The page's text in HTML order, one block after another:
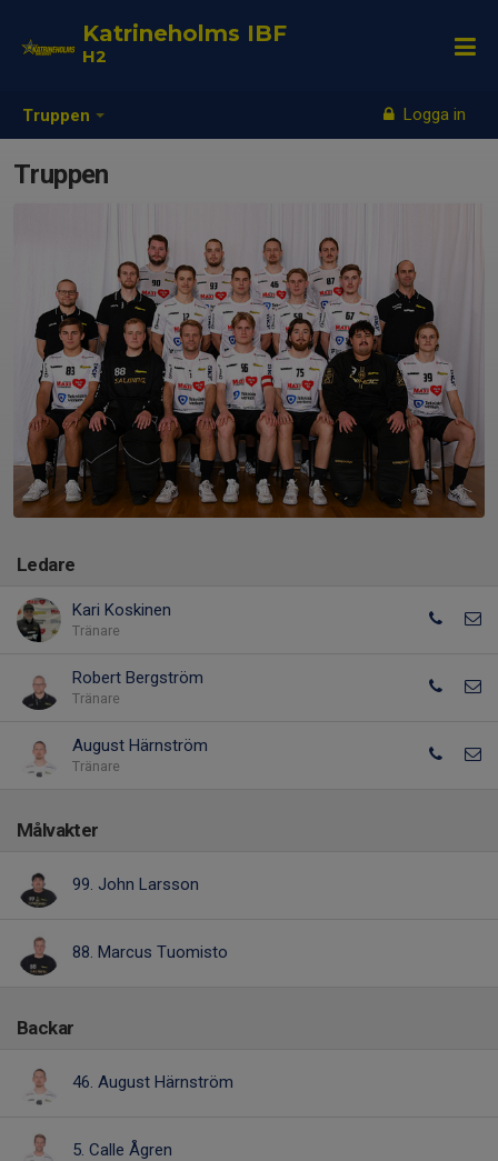
Truppen Logga in
Katrineholms IBF
H2
Truppen
Ledare
Kari Koskinen
Tränare
Robert Bergström
Tränare
August Härnström
Tränare
Målvakter
99. John Larsson
88. Marcus Tuomisto
Backar
46. August Härnström
5. Calle Ågren